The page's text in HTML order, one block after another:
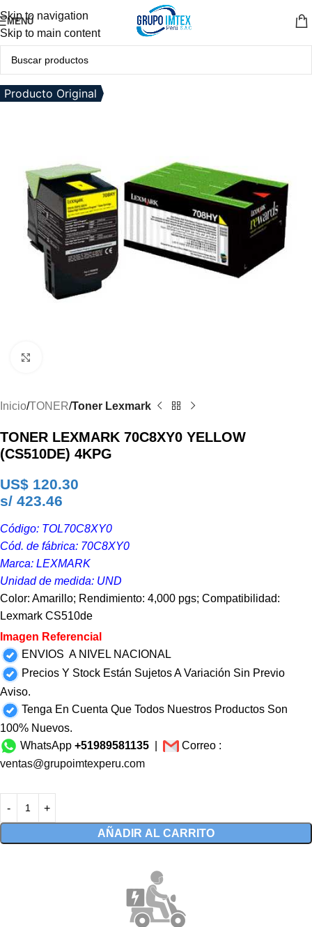
Skip to navigation
Skip to main content
MENÚ
Producto Original
Inicio TONER Toner Lexmark
TONER LEXMARK 70C8XY0 YELLOW
(CS510DE) 4KPG
US$ 120.30
s/ 423.46
Código: TOL70C8XY0
Cód. de fábrica: 70C8XY0
Marca: LEXMARK
Unidad de medida: UND
Color: Amarillo; Rendimiento: 4,000 pgs; Compatibilidad:
Lexmark CS510de
Imagen Referencial
ENVIOS A NIVEL NACIONAL
Precios Y Stock Están Sujetos A Variación Sin Previo
Aviso.
Tenga En Cuenta Que Todos Nuestros Productos Son
100% Nuevos.
WhatsApp +51989581135
Correo :
ventas@grupoimtexperu.com
AÑADIR AL CARRITO